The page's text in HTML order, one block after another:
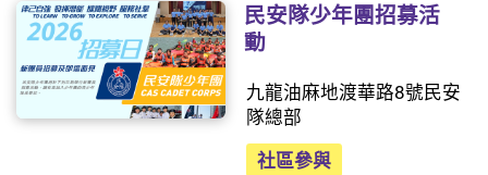
民安隊少年團招募活
動
九龍油麻地渡華路8號民安
隊總部
社區參與